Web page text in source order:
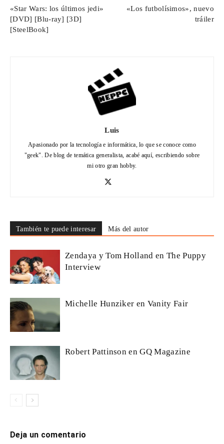
«Star Wars: los últimos jedi»
[DVD] [Blu-ray] [3D]
[SteelBook]
«Los futbolísimos», nuevo
tráiler
Luis
Apasionado por la tecnología e informática, lo que se conoce como
"geek". De blog de temática generalista, acabé aquí, escribiendo sobre
mi otro gran hobby.
También te puede interesar Más del autor
Zendaya y Tom Holland en The Puppy
Interview
Michelle Hunziker en Vanity Fair
Robert Pattinson en GQ Magazine
Deja un comentario